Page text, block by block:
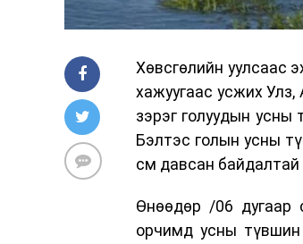
Хөвсгөлийн уулсаас
хажуугаас усжих Улз,
зэрэг голуудын
Бэлтэс голын усны
см давсан байдалтай
Өнөөдөр /06 дугаар
орчимд усны